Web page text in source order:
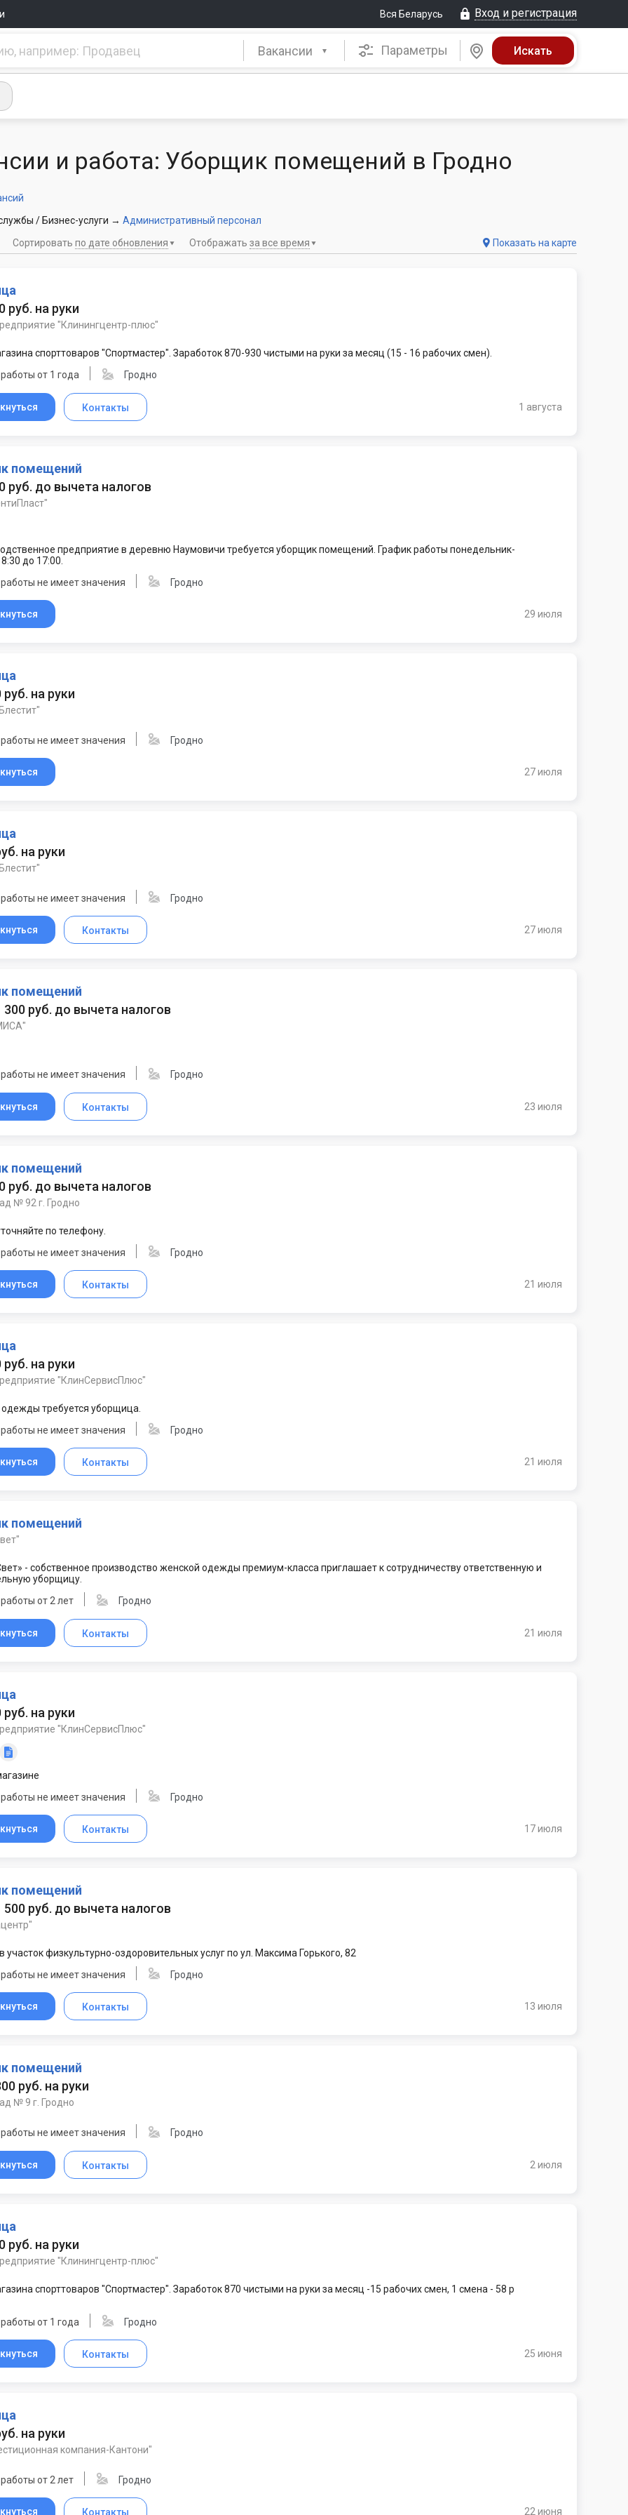
Вся Беларусь Вход и регистрация
Вакансии Параметры
и работа: Уборщик помещений в Гродно
/ Бизнес-услуги → Административный персонал
Показать на карте
Сортировать по дате обновления Отображать за все время
руб. на руки
"Клинингцентр-плюс"
спорттоваров "Спортмастер". Заработок 870-930 чистыми на руки за месяц (15 - 16 рабочих смен).
от 1 года
Гродно
Контакты 1 августа
помещений
руб. до вычета налогов
предприятие в деревню Наумовичи требуется уборщик помещений. График работы понедельник-
до 17:00.
не имеет значения
Гродно
29 июля
руб. на руки
не имеет значения Гродно
27 июля
на руки
не имеет значения Гродно
Контакты 27 июля
помещений
300 руб. до вычета налогов
не имеет значения Гродно
Контакты 23 июля
помещений
руб. до вычета налогов
№ 92 г. Гродно
по телефону.
не имеет значения
Гродно
Контакты 21 июля
руб. на руки
"КлинСервисПлюс"
требуется уборщица.
не имеет значения
Гродно
Контакты 21 июля
помещений
- собственное производство женской одежды премиум-класса приглашает к сотрудничеству ответственную и
уборщицу.
от 2 лет
Гродно
Контакты 21 июля
руб. на руки
"КлинСервисПлюс"
не имеет значения
Гродно
Контакты 17 июля
помещений
500 руб. до вычета налогов
участок физкультурно-оздоровительных услуг по ул. Максима Горького, 82
не имеет значения
Гродно
Контакты 13 июля
помещений
руб. на руки
№ 9 г. Гродно
не имеет значения Гродно
Контакты 2 июля
руб. на руки
"Клинингцентр-плюс"
спорттоваров "Спортмастер". Заработок 870 чистыми на руки за месяц -15 рабочих смен, 1 смена - 58 р
от 1 года
Гродно
Контакты 25 июня
на руки
компания-Кантони"
от 2 лет Гродно
Контакты 22 июня